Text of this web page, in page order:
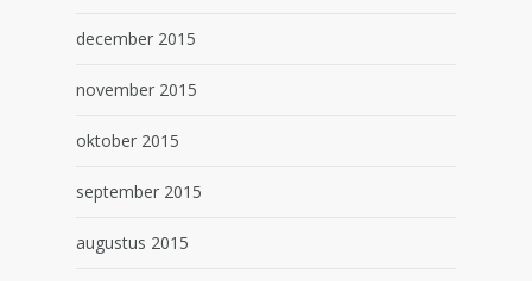
december 2015
november 2015
oktober 2015
september 2015
augustus 2015